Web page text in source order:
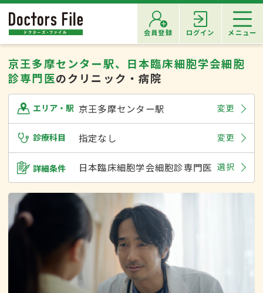
会員登録 ログイン メニュー
京王多摩センター駅、日本臨床細胞学会細胞
診専門医のクリニック・病院
エリア・駅 京王多摩センター駅 変更
診療科目 指定なし 変更
詳細条件 日本臨床細胞学会細胞診専門医 選択